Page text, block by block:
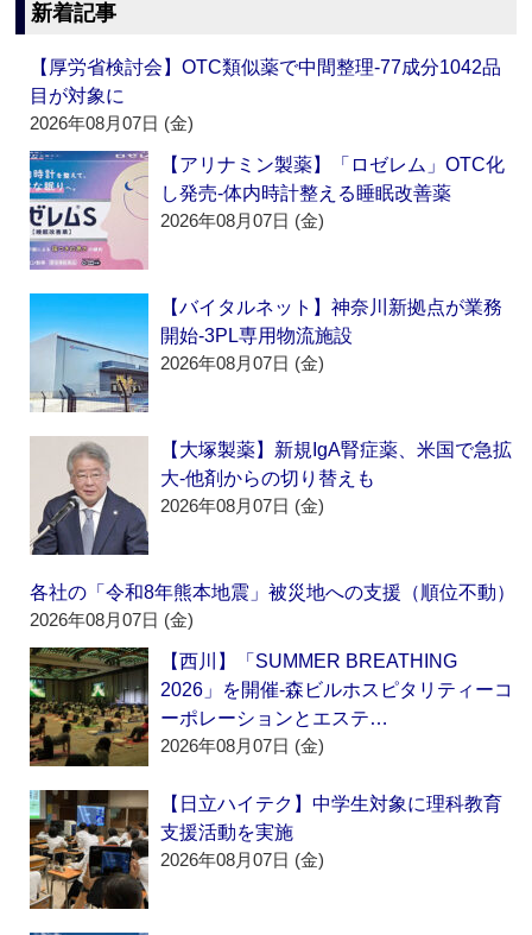
新着記事
【厚労省検討会】OTC類似薬で中間整理‐77成分1042品
目が対象に
2026年08月07日 (金)
【アリナミン製薬】「ロゼレム」OTC化
し発売‐体内時計整える睡眠改善薬
2026年08月07日 (金)
【バイタルネット】神奈川新拠点が業務
開始‐3PL専用物流施設
2026年08月07日 (金)
【大塚製薬】新規IgA腎症薬、米国で急拡
大‐他剤からの切り替えも
2026年08月07日 (金)
各社の「令和8年熊本地震」被災地への支援（順位不動）
2026年08月07日 (金)
【西川】「SUMMER BREATHING
2026」を開催‐森ビルホスピタリティーコ
ーポレーションとエステ…
2026年08月07日 (金)
【日立ハイテク】中学生対象に理科教育
支援活動を実施
2026年08月07日 (金)